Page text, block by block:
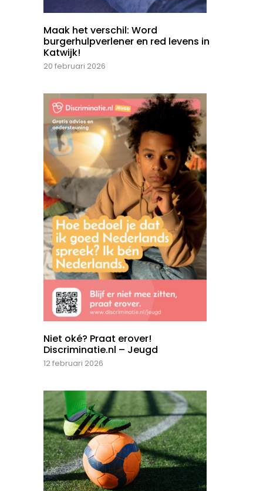
Maak het verschil: Word
burgerhulpverlener en red levens in
Katwijk!
20 februari 2026
Niet oké? Praat erover!
Discriminatie.nl – Jeugd
12 februari 2026